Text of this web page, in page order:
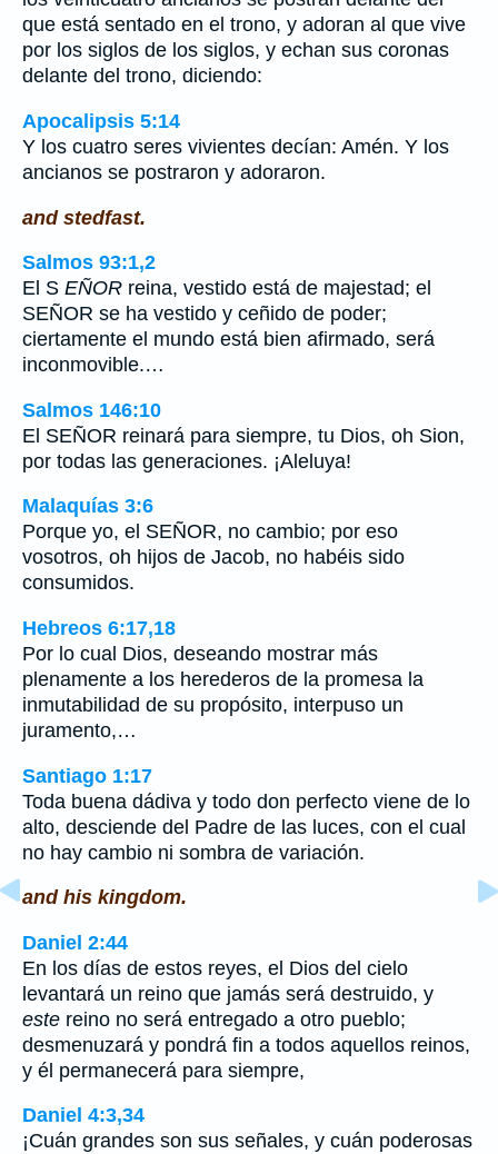
que está sentado en el trono, y adoran al que vive
por los siglos de los siglos, y echan sus coronas
delante del trono, diciendo:
Apocalipsis 5:14
Y los cuatro seres vivientes decían: Amén. Y los
ancianos se postraron y adoraron.
and stedfast.
Salmos 93:1,2
El S EÑOR reina, vestido está de majestad; el
SEÑOR se ha vestido y ceñido de poder;
ciertamente el mundo está bien afirmado, será
inconmovible.…
Salmos 146:10
El SEÑOR reinará para siempre, tu Dios, oh Sion,
por todas las generaciones. ¡Aleluya!
Malaquías 3:6
Porque yo, el SEÑOR, no cambio; por eso
vosotros, oh hijos de Jacob, no habéis sido
consumidos.
Hebreos 6:17,18
Por lo cual Dios, deseando mostrar más
plenamente a los herederos de la promesa la
inmutabilidad de su propósito, interpuso un
juramento,…
Santiago 1:17
Toda buena dádiva y todo don perfecto viene de lo
alto, desciende del Padre de las luces, con el cual
no hay cambio ni sombra de variación.
and his kingdom.
Daniel 2:44
En los días de estos reyes, el Dios del cielo
levantará un reino que jamás será destruido, y
este reino no será entregado a otro pueblo;
desmenuzará y pondrá fin a todos aquellos reinos,
y él permanecerá para siempre,
Daniel 4:3,34
¡Cuán grandes son sus señales, y cuán poderosas